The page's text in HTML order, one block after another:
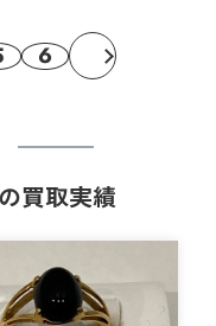
6
買取実績